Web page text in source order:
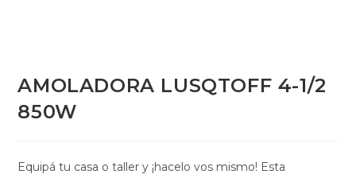
AMOLADORA LUSQTOFF 4-1/2
850W
Equipá tu casa o taller y ¡hacelo vos mismo! Esta